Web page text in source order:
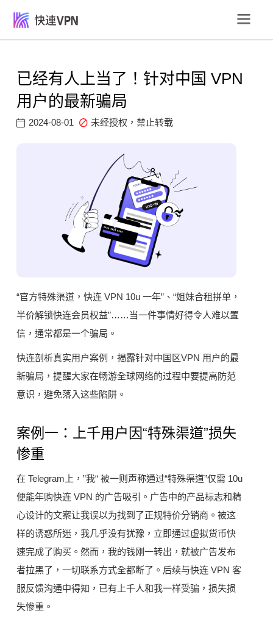
已经有人上当了！针对中国 VPN
用户的最新骗局
2024-08-01 未经授权，禁止转载
“官方特殊渠道，快连 VPN 10u 一年”、“姐妹合租拼单，
半价解锁快连会员权益”……当一件事情好得令人难以置
信，通常都是一个骗局。
快连剖析真实用户案例，揭露针对中国区VPN 用户的最
新骗局，提醒大家在畅游全球网络的过程中要提高防范
意识，避免落入这些陷阱。
案例一：上千用户因“特殊渠道”损失
惨重
在 Telegram上，”我“ 被一则声称通过“特殊渠道”仅需 10u
便能年购快连 VPN 的广告吸引。广告中的产品标志和精
心设计的文案让我误以为找到了正规特价分销商。被这
样的诱惑所迷，我几乎没有犹豫，立即通过虚拟货币快
速完成了购买。然而，我的钱刚一转出，就被广告发布
者拉黑了，一切联系方式全都断了。后续与快连 VPN 客
服反馈沟通中得知，已有上千人和我一样受骗，损失损
失惨重。